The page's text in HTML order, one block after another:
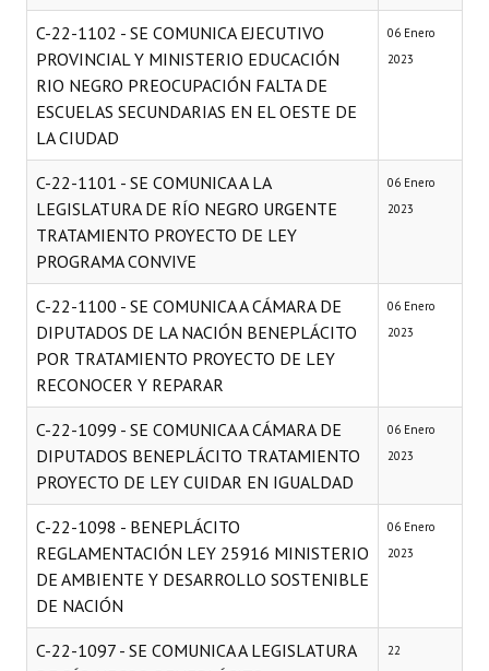
C-22-1102 - SE COMUNICA EJECUTIVO
PROVINCIAL Y MINISTERIO EDUCACIÓN
RIO NEGRO PREOCUPACIÓN FALTA DE
ESCUELAS SECUNDARIAS EN EL OESTE DE
LA CIUDAD
06 Enero
2023
C-22-1101 - SE COMUNICA A LA
LEGISLATURA DE RÍO NEGRO URGENTE
TRATAMIENTO PROYECTO DE LEY
PROGRAMA CONVIVE
06 Enero
2023
C-22-1100 - SE COMUNICA A CÁMARA DE
DIPUTADOS DE LA NACIÓN BENEPLÁCITO
POR TRATAMIENTO PROYECTO DE LEY
RECONOCER Y REPARAR
06 Enero
2023
C-22-1099 - SE COMUNICA A CÁMARA DE
DIPUTADOS BENEPLÁCITO TRATAMIENTO
PROYECTO DE LEY CUIDAR EN IGUALDAD
06 Enero
2023
C-22-1098 - BENEPLÁCITO
REGLAMENTACIÓN LEY 25916 MINISTERIO
DE AMBIENTE Y DESARROLLO SOSTENIBLE
DE NACIÓN
06 Enero
2023
C-22-1097 - SE COMUNICA A LEGISLATURA
22